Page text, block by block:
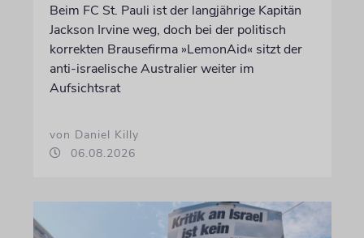
Beim FC St. Pauli ist der langjährige Kapitän
Jackson Irvine weg, doch bei der politisch
korrekten Brausefirma »LemonAid« sitzt der
anti-israelische Australier weiter im
Aufsichtsrat
von Daniel Killy
06.08.2026